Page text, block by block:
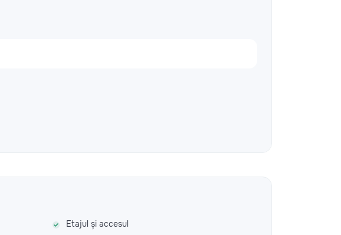
Etajul și accesul